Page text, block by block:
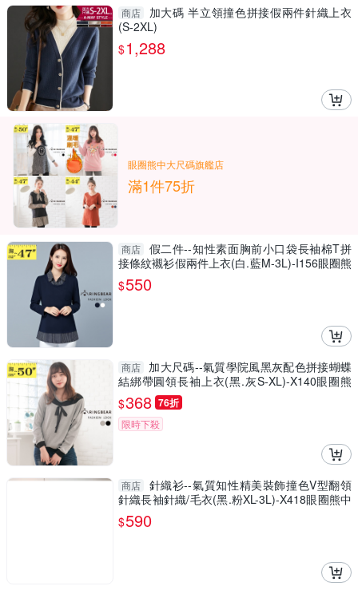
商店
加大碼 半立領撞色拼接假兩件針織上衣
(S-2XL)
$1,288
眼圈熊中大尺碼旗艦店
滿1件75折
商店
假二件--知性素面胸前小口袋長袖棉T拼
接條紋襯衫假兩件上衣(白.藍M-3L)-I156眼圈熊
中大尺碼
$550
商店
加大尺碼--氣質學院風黑灰配色拼接蝴蝶
結綁帶圓領長袖上衣(黑.灰S-XL)-X140眼圈熊
中大尺碼
$368 76折
限時下殺
商店
針織衫--氣質知性精美裝飾撞色V型翻領
針織長袖針織/毛衣(黑.粉XL-3L)-X418眼圈熊中
大尺碼
$590